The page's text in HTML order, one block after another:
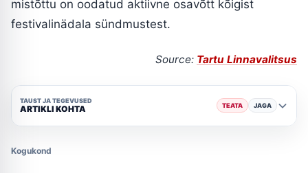
mistõttu on oodatud aktiivne osavõtt kõigist
festivalinädala sündmustest.
Source: Tartu Linnavalitsus
TAUST JA TEGEVUSED
ARTIKLI KOHTA TEATA JAGA
Kogukond